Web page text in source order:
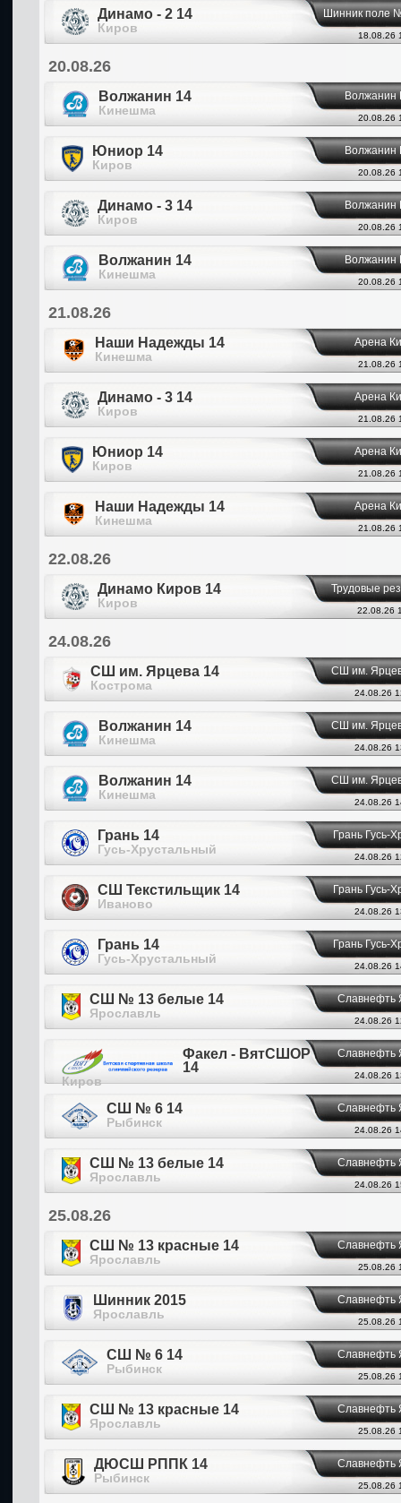
Динамо - 2 14
Киров
Шинник поле
18.08.26
20.08.26
Волжанин 14
Кинешма
Волжанин
20.08.26
Юниор 14
Киров
Волжанин
20.08.26
Динамо - 3 14
Киров
Волжанин
20.08.26
Волжанин 14
Кинешма
Волжанин
20.08.26
21.08.26
Наши Надежды 14
Кинешма
Арена
21.08.26
Динамо - 3 14
Киров
Арена
21.08.26
Юниор 14
Киров
Арена
21.08.26
Наши Надежды 14
Кинешма
Арена
21.08.26
22.08.26
Динамо Киров 14
Киров
Трудовые
22.08.26
24.08.26
СШ им. Ярцева 14
Кострома
СШ им.
24.08.26
Волжанин 14
Кинешма
СШ им.
24.08.26
Волжанин 14
Кинешма
СШ им.
24.08.26
Грань 14
Гусь-Хрустальный
Грань Гусь-
24.08.26
СШ Текстильщик 14
Иваново
Грань Гусь-
24.08.26
Грань 14
Гусь-Хрустальный
Грань Гусь-
24.08.26
СШ № 13 белые 14
Ярославль
Славнефть
24.08.26
Факел - ВятСШОР
14
Киров
Славнефть
24.08.26
СШ № 6 14
Рыбинск
Славнефть
24.08.26
СШ № 13 белые 14
Ярославль
Славнефть
24.08.26
25.08.26
СШ № 13 красные 14
Ярославль
Славнефть
25.08.26
Шинник 2015
Ярославль
Славнефть
25.08.26
СШ № 6 14
Рыбинск
Славнефть
25.08.26
СШ № 13 красные 14
Ярославль
Славнефть
25.08.26
ДЮСШ РППК 14
Рыбинск
Славнефть
25.08.26